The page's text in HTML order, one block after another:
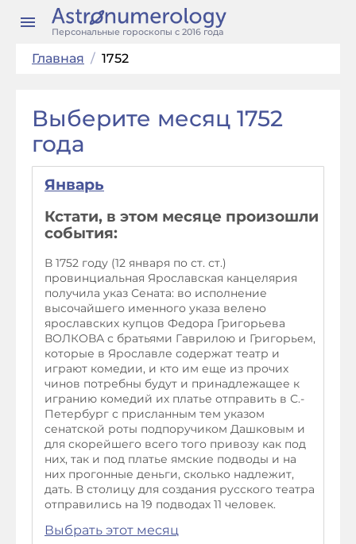
Персональные гороскопы с 2016 года
Главная / 1752
Выберите месяц 1752
года
Январь
Кстати, в этом месяце произошли
события:
В 1752 году (12 января по ст. ст.)
провинциальная Ярославская канцелярия
получила указ Сената: во исполнение
высочайшего именного указа велено
ярославских купцов Федора Григорьева
ВОЛКОВА с братьями Гаврилою и Григорьем,
которые в Ярославле содержат театр и
играют комедии, и кто им еще из прочих
чинов потребны будут и принадлежащее к
игранию комедий их платье отправить в С.-
Петербург с присланным тем указом
сенатской роты подпоручиком Дашковым и
для скорейшего всего того привозу как под
них, так и под платье ямские подводы и на
них прогонные деньги, сколько надлежит,
дать. В столицу для создания русского театра
отправились на 19 подводах 11 человек.
Выбрать этот месяц